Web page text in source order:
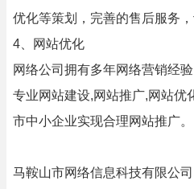
优化等策划，完善的售后服务
4、网站优化
网络公司拥有多年网络营销经
专业网站建设,网站推广,网站优
市中小企业实现合理网站推广。
马鞍山市网络信息科技有限公